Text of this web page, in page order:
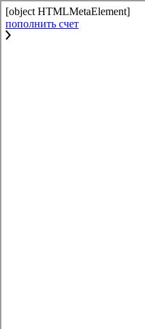
[object HTMLMetaElement]
пополнить счет